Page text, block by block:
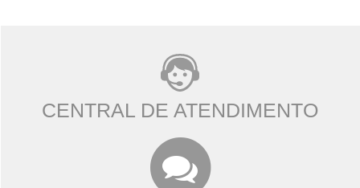
CENTRAL DE ATENDIMENTO